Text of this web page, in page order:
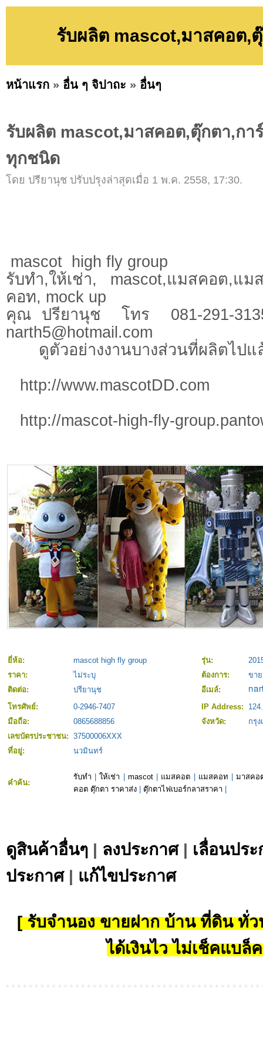
รับผลิต mascot,มาสคอต,
หน้าแรก » อื่น ๆ จิปาถะ » อื่นๆ
รับผลิต mascot,มาสคอต,ตุ๊กตา,กา
ทุกชนิด
โดย ปรียานุช ปรับปรุงล่าสุดเมื่อ 1 พ.ค. 2558, 17:30.
mascot high fly group
รับทำ,ให้เช่า, mascot,แมสคอต,แม
คอท, mock up
คุณ ปรียานุช โทร 081-291-
narth5@hotmail.com
ดูตัวอย่างงานบางส่วนที่ผลิตไปแ
http://www.mascotDD.com
http://mascot-high-fly-
ยี่ห้อ: mascot high fly group รุ่น:
ราคา:
ไม่ระบุ ต้องการ:
ขาย
ติดต่อ:
ปรียานุช
อีเมล์:
โทรศัพย์:
0-2946-7407 IP Address:
มือถือ:
0865688856 จังหวัด:
กรุ
เลขบัตรประชาชน: 37500006XXX
ที่อยู่:
นวมินทร์
คำค้น:
รับทำ |ให้เช่า mascot| แมสคอต แมสคอท |มาสคอ
คอต ตุ๊กตา ราคาส่ง
ตุ๊กตาไฟเบอร์กลาสราคา
ดูสินค้าอื่นๆ | ลงประกาศ| เลื่อนปร
ประกาศ| แก้ไขประกาศ
[ รับจำนอง ขายฝาก บ้าน ที่ดิน ทั่ว
ได้เงินไว ไม่เช็คแบล็